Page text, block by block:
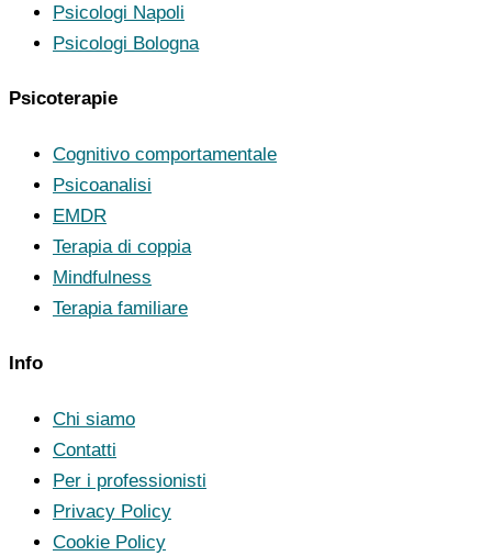
Psicologi Napoli
Psicologi Bologna
Psicoterapie
Cognitivo comportamentale
Psicoanalisi
EMDR
Terapia di coppia
Mindfulness
Terapia familiare
Info
Chi siamo
Contatti
Per i professionisti
Privacy Policy
Cookie Policy